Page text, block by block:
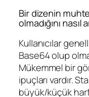
Bir dizenin
olmadığını nasıl
Kullanıcılar
Base64 olup
Mükemmel bir
ipuçları vardır.
büyük/küçük